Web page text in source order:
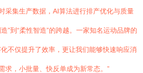
采集生产数据，AI算法进行排产优化与质量
”到“柔性智造”的跨越。一家知名运动品牌的
不仅提升了效率，更让我们能够快速响应消
求，小批量、快反单成为新常态。”